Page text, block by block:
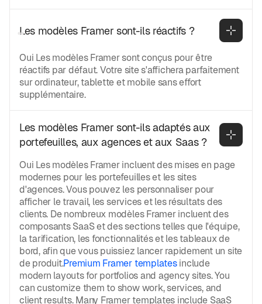
Les modèles Framer sont-ils réactifs ?
Oui Les modèles Framer sont conçus pour être
réactifs par défaut. Votre site s'affichera parfaitement
sur ordinateur, tablette et mobile sans effort
supplémentaire.
Les modèles Framer sont-ils adaptés aux
portefeuilles, aux agences et aux Saas ?
Oui Les modèles Framer incluent des mises en page
modernes pour les portefeuilles et les sites
d'agences. Vous pouvez les personnaliser pour
afficher le travail, les services et les résultats des
clients. De nombreux modèles Framer incluent des
composants SaaS et des sections telles que l'équipe,
la tarification, les fonctionnalités et les tableaux de
bord, afin que vous puissiez lancer rapidement un site
de produit.Premium Framer templatesinclude
modern layouts for portfolios and agency sites. You
can customize them to show work, services, and
client results. Many Framer templates include SaaS